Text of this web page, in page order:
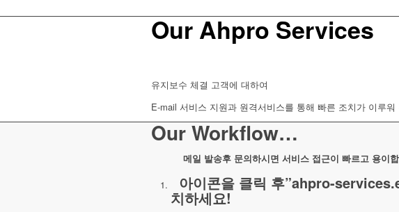
Our Ahpro Services
유지보수 체결 고객에 대하여
E-mail 서비스 지원과 원격서비스를 통해 빠른 조치가 이루워
Our Workflow…
메일 발송후 문의하시면 서비스 접근이 빠르고 용이
아이콘을 클릭 후”ahpro-
치하세요!